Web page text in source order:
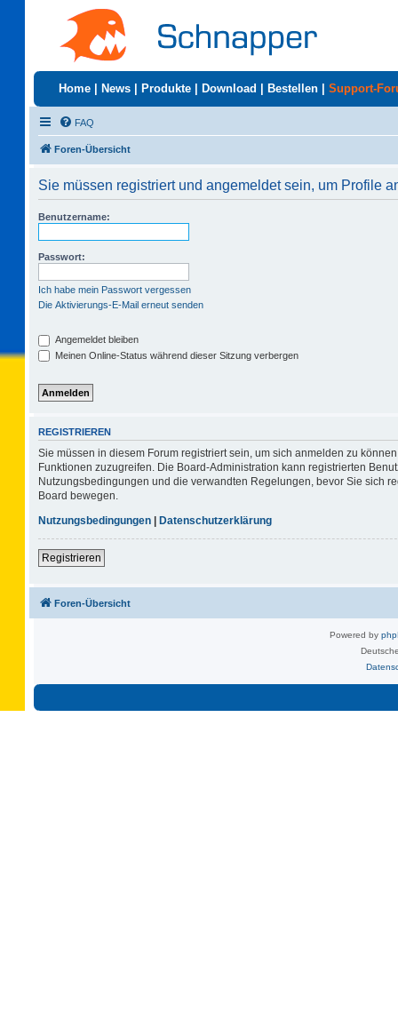
Home News Produkte Download Bestellen Support-
FAQ
Foren-Übersicht
Sie müssen registriert und angemeldet sein, um Profile
Benutzername:
Passwort:
Ich habe mein Passwort vergessen
Die Aktivierungs-E-Mail erneut senden
Angemeldet bleiben
Meinen Online-Status während dieser Sitzung verbergen
REGISTRIEREN
Sie müssen in diesem Forum registriert sein, um sich anmelden zu
Funktionen zuzugreifen. Die Board-Administration kann registrierten
Nutzungsbedingungen und die verwandten Regelungen, bevor Sie sich
Board bewegen.
Nutzungsbedingungen | Datenschutzerklärung
Registrieren
Foren-Übersicht
Powered by